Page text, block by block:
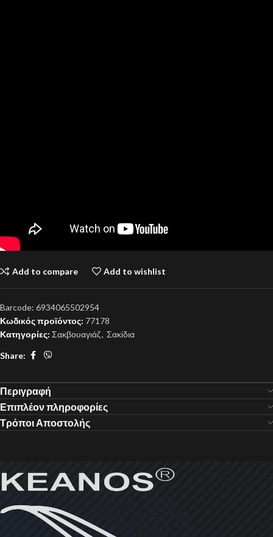
Add to compare Add to wishlist
Barcode: 6934065502954
Κωδικός προϊόντος: 77178
Κατηγορίες: Σακβουαγιάζ, Σακίδια
Share:
Περιγραφή
Επιπλέον πληροφορίες
Τρόποι Αποστολής